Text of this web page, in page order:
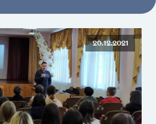
20.12.2021